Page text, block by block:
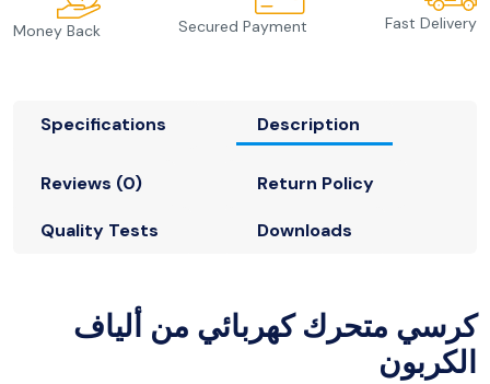
Fast Delivery
Secured Payment
Money Back
Description
Specifications
Return Policy
Reviews (0)
Downloads
Quality Tests
كرسي متحرك كهربائي من ألياف
الكربون